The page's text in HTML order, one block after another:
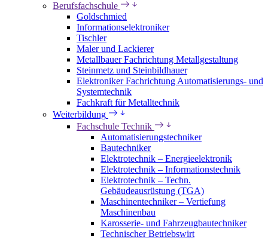
Berufsfachschule
Goldschmied
Informationselektroniker
Tischler
Maler und Lackierer
Metallbauer Fachrichtung Metallgestaltung
Steinmetz und Steinbildhauer
Elektroniker Fachrichtung Automatisierungs- und
Systemtechnik
Fachkraft für Metalltechnik
Weiterbildung
Fachschule Technik
Automatisierungstechniker
Bautechniker
Elektrotechnik – Energieelektronik
Elektrotechnik – Informationstechnik
Elektrotechnik – Techn.
Gebäudeausrüstung (TGA)
Maschinentechniker – Vertiefung
Maschinenbau
Karosserie- und Fahrzeugbautechniker
Technischer Betriebswirt